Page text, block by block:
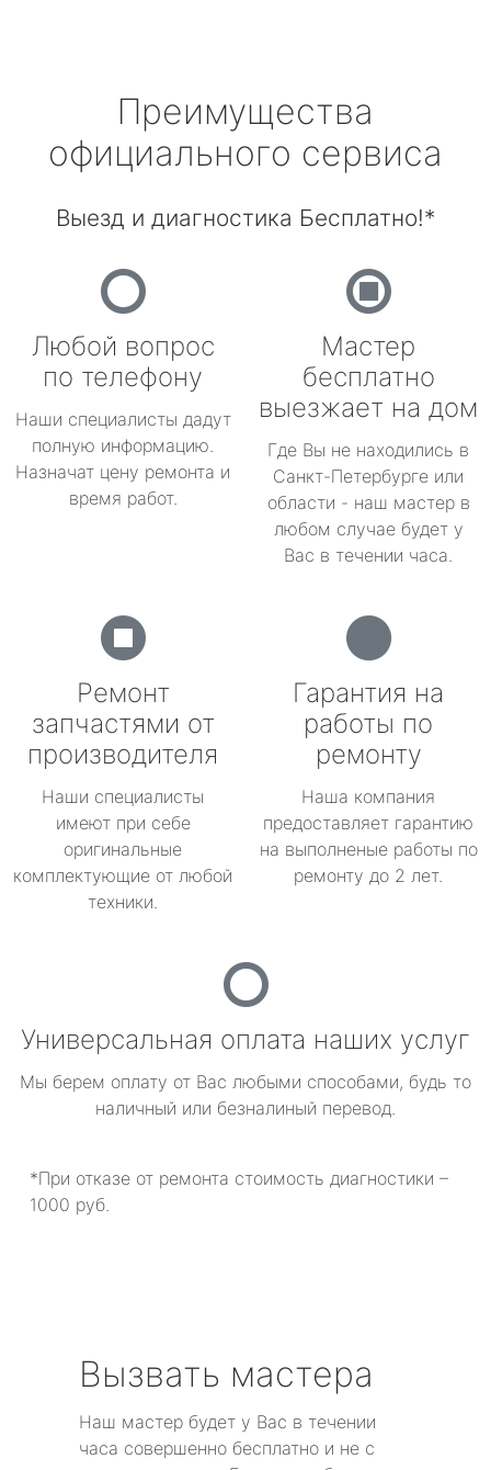
Преимущества
официального сервиса
Выезд и диагностика Бесплатно!*
Любой вопрос
по телефону
Наши специалисты дадут
полную информацию.
Назначат цену ремонта и
время работ.
Мастер
бесплатно
выезжает на дом
Где Вы не находились в
Санкт-Петербурге или
области - наш мастер в
любом случае будет у
Вас в течении часа.
Ремонт
запчастями от
производителя
Наши специалисты
имеют при себе
оригинальные
комплектующие от любой
техники.
Гарантия на
работы по
ремонту
Наша компания
предоставляет гарантию
на выполненые работы по
ремонту до 2 лет.
Универсальная оплата наших услуг
Мы берем оплату от Вас любыми способами, будь то
наличный или безналиный перевод.
*При отказе от ремонта стоимость диагностики –
1000 руб.
Вызвать мастера
Наш мастер будет у Вас в течении
часа совершенно бесплатно и не с